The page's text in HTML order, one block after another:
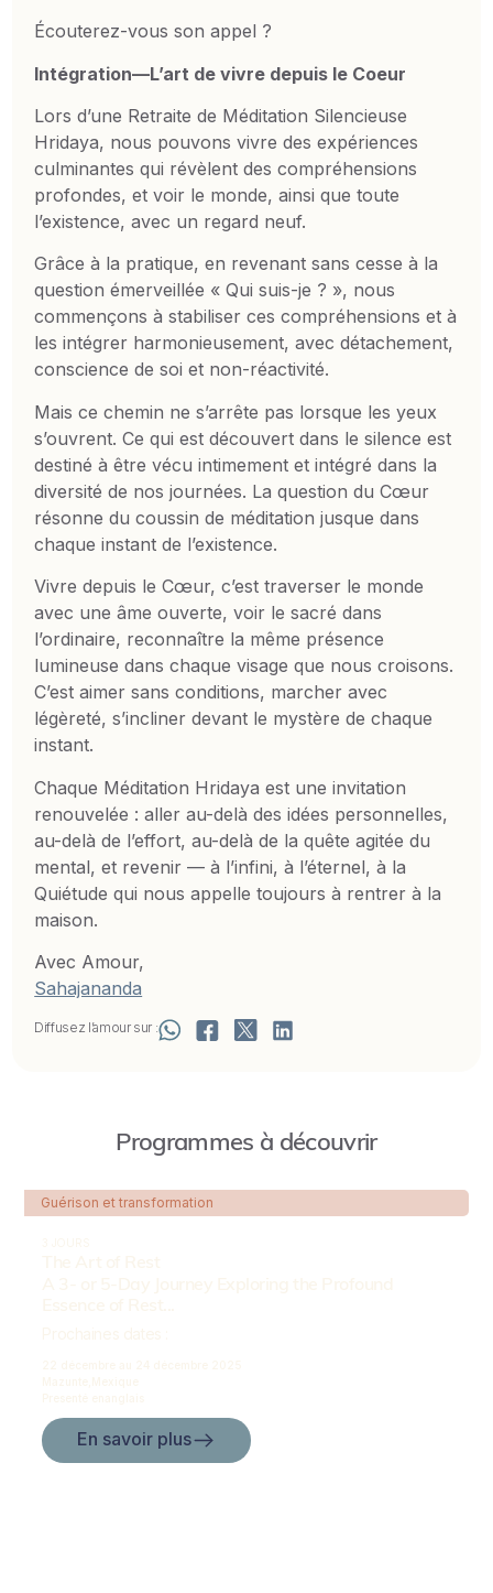
Écouterez-vous son appel ?
Intégration—L’art de vivre depuis le Coeur
Lors d’une Retraite de Méditation Silencieuse
Hridaya, nous pouvons vivre des expériences
culminantes qui révèlent des compréhensions
profondes, et voir le monde, ainsi que toute
l’existence, avec un regard neuf.
Grâce à la pratique, en revenant sans cesse à la
question émerveillée « Qui suis-je ? », nous
commençons à stabiliser ces compréhensions et à
les intégrer harmonieusement, avec détachement,
conscience de soi et non-réactivité.
Mais ce chemin ne s’arrête pas lorsque les yeux
s’ouvrent. Ce qui est découvert dans le silence est
destiné à être vécu intimement et intégré dans la
diversité de nos journées. La question du Cœur
résonne du coussin de méditation jusque dans
chaque instant de l’existence.
Vivre depuis le Cœur, c’est traverser le monde
avec une âme ouverte, voir le sacré dans
l’ordinaire, reconnaître la même présence
lumineuse dans chaque visage que nous croisons.
C’est aimer sans conditions, marcher avec
légèreté, s’incliner devant le mystère de chaque
instant.
Chaque Méditation Hridaya est une invitation
renouvelée : aller au-delà des idées personnelles,
au-delà de l’effort, au-delà de la quête agitée du
mental, et revenir — à l’infini, à l’éternel, à la
Quiétude qui nous appelle toujours à rentrer à la
maison.
Avec Amour,
Sahajananda
Diffusez l’amour sur :
Programmes à découvrir
Guérison et transformation
En savoir plus